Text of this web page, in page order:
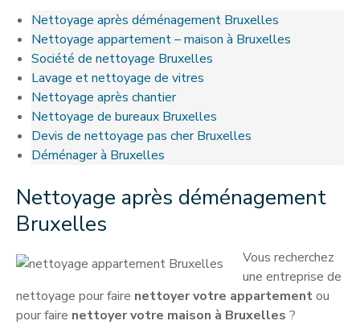
Nettoyage après déménagement Bruxelles
Nettoyage appartement – maison à Bruxelles
Société de nettoyage Bruxelles
Lavage et nettoyage de vitres
Nettoyage après chantier
Nettoyage de bureaux Bruxelles
Devis de nettoyage pas cher Bruxelles
Déménager à Bruxelles
Nettoyage après déménagement
Bruxelles
Vous recherchez
une entreprise de
nettoyage pour faire nettoyer votre appartementou
pour faire nettoyer votre maison à Bruxelles ?